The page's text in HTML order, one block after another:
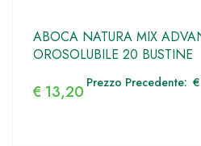
ABOCA NATURA MIX
OROSOLUBILE 20 BUSTINE
€ 13,20 Prezzo Precedente: €